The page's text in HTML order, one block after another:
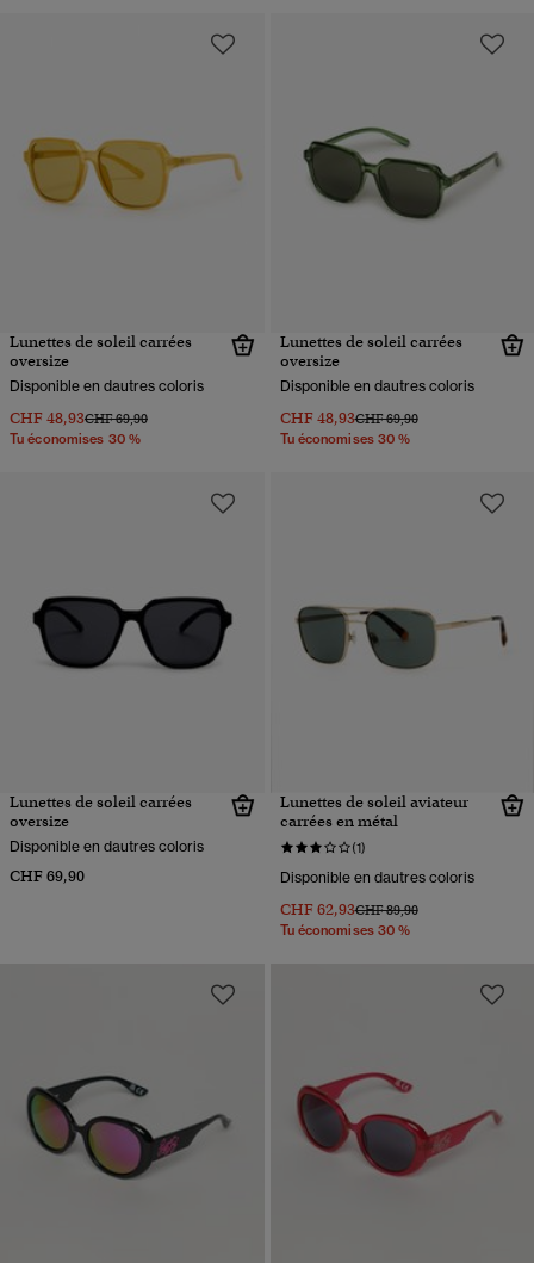
Lunettes de soleil carrées
oversize
Disponible en dautres coloris
CHF 48,93Prix réduit de
CHF 69,90à
Tu économises 30 %
Lunettes de soleil carrées
oversize
Disponible en dautres coloris
CHF 48,93Prix réduit de
CHF 69,90à
Tu économises 30 %
Lunettes de soleil carrées
oversize
Disponible en dautres coloris
CHF 69,90
Lunettes de soleil aviateur
carrées en métal
(1)
Disponible en dautres coloris
CHF 62,93Prix réduit de
CHF 89,90à
Tu économises 30 %